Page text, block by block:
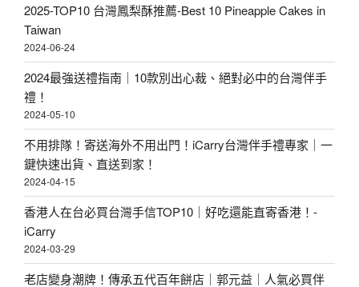
2025-TOP10 台灣鳳梨酥推薦-Best 10 Pineapple Cakes in
Taiwan
2024-06-24
2024最強送禮指南｜10款別出心裁、絕對必中的台灣伴手
禮！
2024-05-10
不用排隊！寄送海外不用出門！iCarry台灣伴手禮專家｜一
鍵快速出貨、直送到家！
2024-04-15
香港人在台必買台灣手信TOP10｜好吃還能直寄香港！-
iCarry
2024-03-29
老店變身潮牌！傳承五代百年餅店｜郭元益｜人氣必買伴